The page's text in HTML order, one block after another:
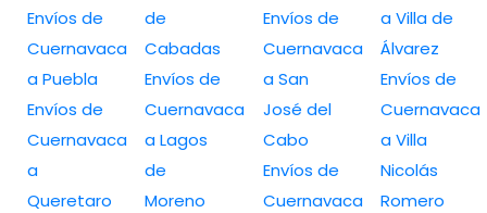
Envíos de
Cuernavaca
a Puebla
Envíos de
Cuernavaca
a
Queretaro
de
Cabadas
Envíos de
Cuernavaca
a Lagos
de
Moreno
Envíos de
Cuernavaca
a San
José del
Cabo
Envíos de
Cuernavaca
a Villa de
Álvarez
Envíos de
Cuernavaca
a Villa
Nicolás
Romero